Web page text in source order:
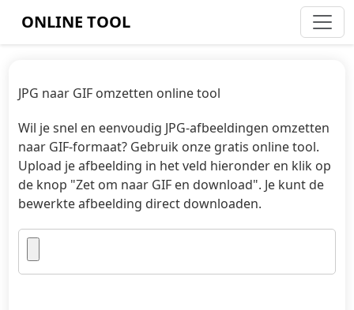
ONLINE TOOL
JPG naar GIF omzetten online tool
Wil je snel en eenvoudig JPG-afbeeldingen omzetten
naar GIF-formaat? Gebruik onze gratis online tool.
Upload je afbeelding in het veld hieronder en klik op
de knop "Zet om naar GIF en download". Je kunt de
bewerkte afbeelding direct downloaden.